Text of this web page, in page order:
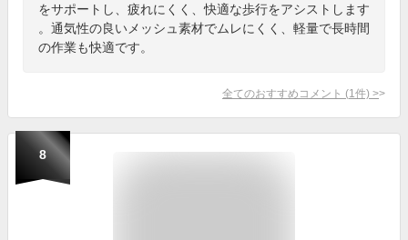
をサポートし、疲れにくく、快適な歩行をアシストします
。通気性の良いメッシュ素材でムレにくく、軽量で長時間
の作業も快適です。
全てのおすすめコメント (1 件) >
8